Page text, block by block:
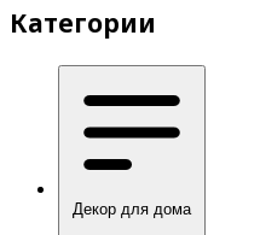
Категории
Декор для дома